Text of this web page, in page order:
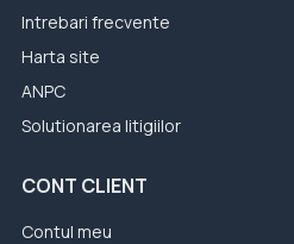
Intrebari frecvente
Harta site
ANPC
Solutionarea litigiilor
CONT CLIENT
Contul meu